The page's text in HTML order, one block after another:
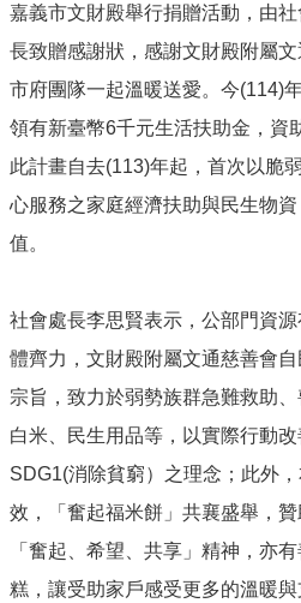
法
規
表
單
載
防
災
網
站
導
回
頁
聯
絡
嘉義市文財殿舉行捐贈活動，由
長致贈感謝狀，感謝文財殿附屬
市府團隊一起溫暖送愛。今(114)
領有新臺幣6千元生活扶助金，資
此計畫自去(113)年起，首次以脆
心服務之家庭經濟扶助與民生物
值。
社會處長李思賢表示，公部門資
體齊力，文財殿附屬文通慈善會
宗旨，致力於弱勢族群急難救助
白米、民生用品等，以實際行動
SDG1(消除貧窮）之理念；此外
效，「奮起福米餅」共襄盛舉，
「奮起、希望、共享」精神，亦
糕，讓受助家戶感受更多的溫暖